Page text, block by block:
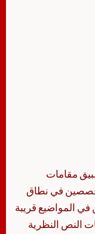
مقامات
في نطاق
في المواضيع قريبة
النص النظرية